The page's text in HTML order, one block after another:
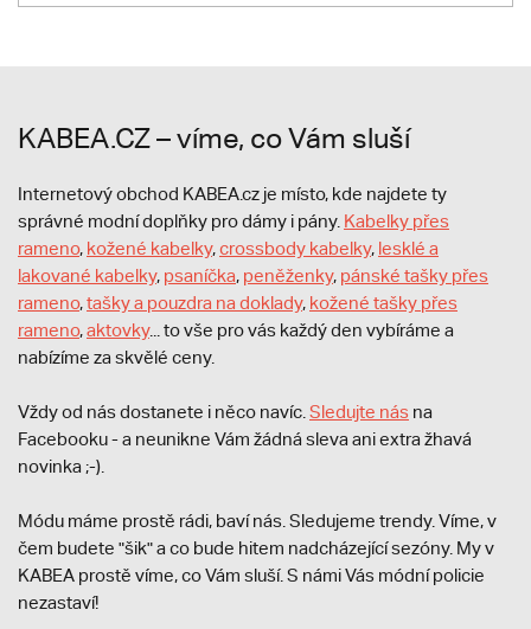
KABEA.CZ – víme, co Vám sluší
Internetový obchod KABEA.cz je místo, kde najdete ty
správné modní doplňky pro dámy i pány. Kabelky přes
rameno, kožené kabelky,crossbody kabelky, lesklé a
lakované kabelky, psaníčka, peněženky, pánské tašky přes
rameno,tašky a pouzdra na doklady, kožené tašky přes
rameno,aktovky... to vše pro vás každý den vybíráme a
nabízíme za skvělé ceny.
Vždy od nás dostanete i něco navíc. Sledujte nás na
Facebooku - a neunikne Vám žádná sleva ani extra žhavá
novinka ;-).
Módu máme prostě rádi, baví nás. Sledujeme trendy. Víme, v
čem budete "šik" a co bude hitem nadcházející sezóny. My v
KABEA prostě víme, co Vám sluší. S námi Vás módní policie
nezastaví!